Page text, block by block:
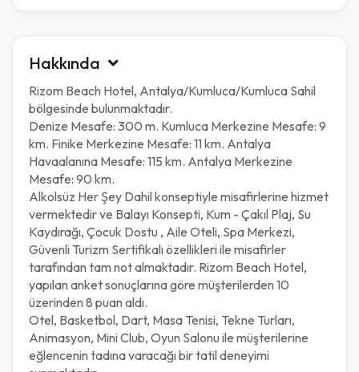
Hakkında
Rizom Beach Hotel, Antalya/Kumluca/Kumluca Sahil
bölgesinde bulunmaktadır.
Denize Mesafe: 300 m. Kumluca Merkezine Mesafe: 9
km. Finike Merkezine Mesafe: 11 km. Antalya
Havaalanına Mesafe: 115 km. Antalya Merkezine
Mesafe: 90 km.
Alkolsüz Her Şey Dahil konseptiyle misafirlerine hizmet
vermektedir ve Balayı Konsepti, Kum - Çakıl Plaj, Su
Kaydırağı, Çocuk Dostu , Aile Oteli, Spa Merkezi,
Güvenli Turizm Sertifikalı özellikleri ile misafirler
tarafından tam not almaktadır. Rizom Beach Hotel,
yapılan anket sonuçlarına göre müşterilerden 10
üzerinden 8 puan aldı.
Otel, Basketbol, Dart, Masa Tenisi, Tekne Turları,
Animasyon, Mini Club, Oyun Salonu ile müşterilerine
eğlencenin tadına varacağı bir tatil deneyimi